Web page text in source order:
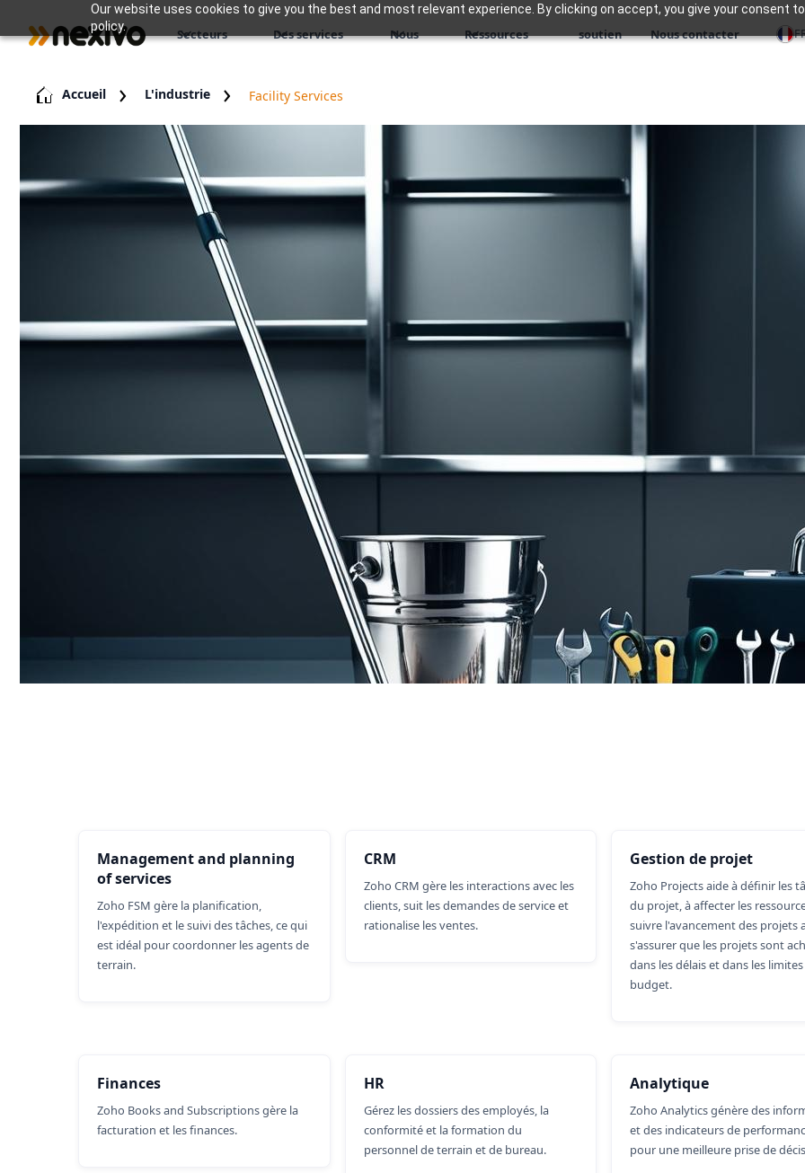
Our website uses cookies to give you the best and most relevant experience. By clicking on accept, you give your consent
policy.
Secteurs Des services Nous Ressources soutien Nous contacter
Accueil L'industrie Facility Services
Services liés
aux
installations
Pour la gestion des
une puissante suite
rationaliser les
et améliorer la
4
Management and planning
of services
Zoho FSM gère la planification,
l'expédition et le suivi des tâches, ce qui
est idéal pour coordonner les agents de
terrain.
CRM
Zoho CRM gère les interactions avec les
clients, suit les demandes de service et
rationalise les ventes.
Gestion de projet
Zoho Projects aide à définir les
du projet, à affecter les
suivre l'avancement des projets
s'assurer que les projets sont
dans les délais et dans les
budget.
Finances
Zoho Books and Subscriptions gère la
facturation et les finances.
HR
Gérez les dossiers des employés, la
conformité et la formation du
personnel de terrain et de bureau.
Analytique
Zoho Analytics génère des
et des indicateurs de
pour une meilleure prise de